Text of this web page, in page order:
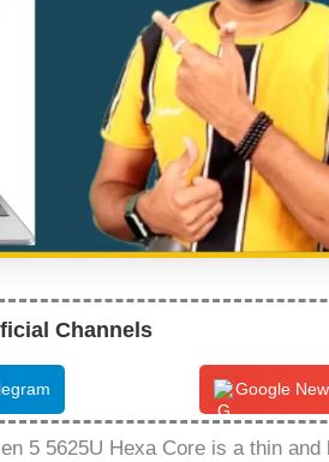
Channels
Google
5 5625U Hexa Core is a thin and